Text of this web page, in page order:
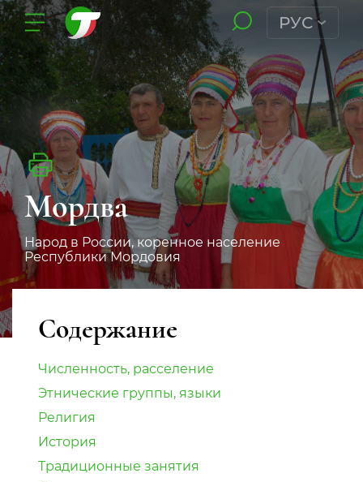
РУС
Мордва
Народ в России, коренное население
Республики Мордовия
Содержание
Численность, расселение
Этнические группы, языки
Религия
История
Традиционные занятия